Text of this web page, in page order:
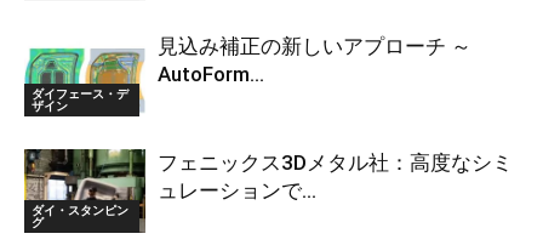
ダイフェース・デ
ザイン
見込み補正の新しいアプローチ ～
AutoForm...
ダイ・スタンピン
グ
フェニックス3Dメタル社：高度なシミ
ュレーションで...